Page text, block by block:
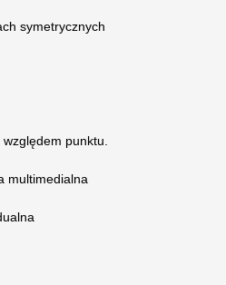
symetrycznych
punktu.
multimedialna